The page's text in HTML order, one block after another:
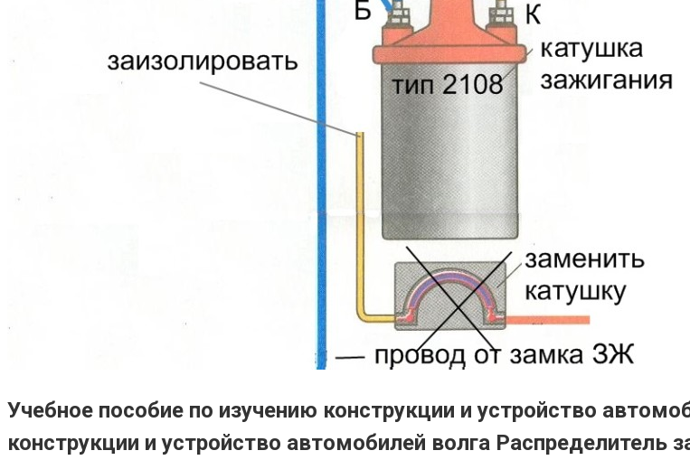
Учебное пособие по изучению конструкции и устройство
конструкции и устройство автомобилей волга Распределитель